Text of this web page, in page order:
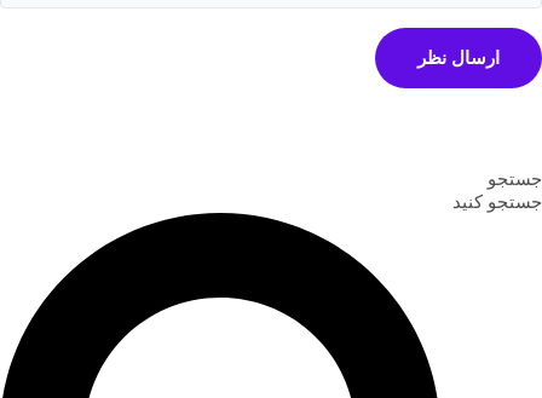
ارسال نظر
جستجو
جستجو کنید